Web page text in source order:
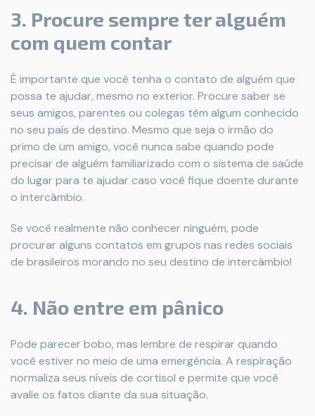
3. Procure sempre ter alguém
com quem contar
É importante que você tenha o contato de alguém que
possa te ajudar, mesmo no exterior. Procure saber se
seus amigos, parentes ou colegas têm algum conhecido
no seu país de destino. Mesmo que seja o irmão do
primo de um amigo, você nunca sabe quando pode
precisar de alguém familiarizado com o sistema de saúde
do lugar para te ajudar caso você fique doente durante
o intercâmbio.
Se você realmente não conhecer ninguém, pode
procurar alguns contatos em grupos nas redes sociais
de brasileiros morando no seu destino de intercâmbio!
4. Não entre em pânico
Pode parecer bobo, mas lembre de respirar quando
você estiver no meio de uma emergência. A respiração
normaliza seus níveis de cortisol e permite que você
avalie os fatos diante da sua situação.